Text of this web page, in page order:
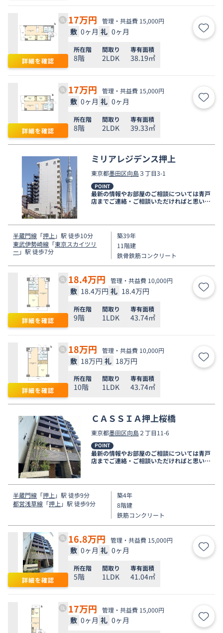
詳細を確認
17万円 管理・共益費 15,000円
敷 0ヶ月 礼 0ヶ月 お気
所在階
8階
間取り
2LDK
専有面積
38.19㎡
詳細を確認
17万円 管理・共益費 15,000円
敷 0ヶ月 礼 0ヶ月 お気
所在階
8階
間取り
2LDK
専有面積
39.33㎡
ミリアレジデンス押上
東京都墨田区向島３丁目3-1
POINT
最新の情報やお部屋のご相談については青戸
店までご連絡・ご相談いただければと思いま
半蔵門線 「押上 」駅 徒歩10分
東武伊勢崎線 「東京スカイツリ
ー 」駅 徒歩7分
築39年
11階建
鉄骨鉄筋コンクリート
詳細を確認
18.4万円 管理・共益費 10,000円
敷 18.4万円 礼 18.4万円 お気
所在階
9階
間取り
1LDK
専有面積
43.74㎡
詳細を確認
18万円 管理・共益費 10,000円
敷 18万円 礼 18万円 お気
所在階
10階
間取り
1LDK
専有面積
43.74㎡
ＣＡＳＳＩＡ押上桜橋
東京都墨田区向島２丁目11-6
POINT
最新の情報やお部屋のご相談については青戸
店までご連絡・ご相談いただければと思いま
半蔵門線 「押上 」駅 徒歩9分
都営浅草線 「押上 」駅 徒歩9分
築4年
8階建
鉄筋コンクリート
詳細を確認
16.8万円 管理・共益費 15,000円
敷 0ヶ月 礼 0ヶ月 お気
所在階
5階
間取り
1LDK
専有面積
41.04㎡
17万円 管理・共益費 15,000円
敷 0ヶ月 礼 0ヶ月 お気